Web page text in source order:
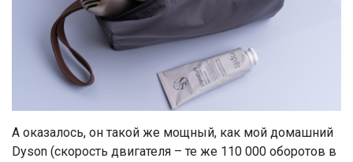
А оказалось, он такой же мощный, как мой домашний
Dyson (скорость двигателя – те же 110 000 оборотов в